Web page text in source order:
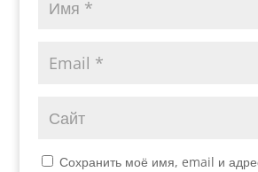
Сохранить моё имя, email и